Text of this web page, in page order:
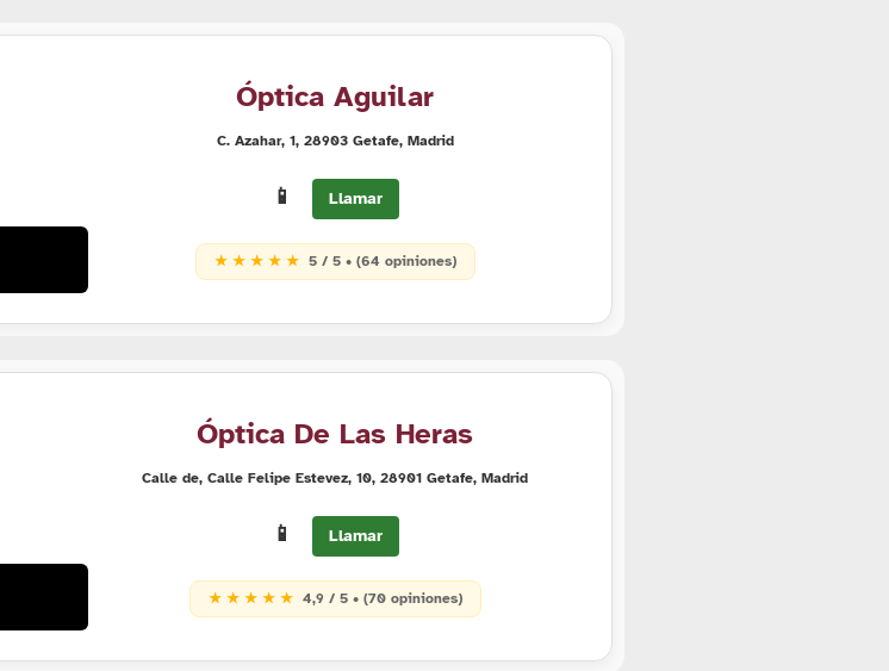
Óptica Aguilar
C. Azahar, 1, 28903 Getafe, Madrid
📱 Llamar
★ ★ ★ ★ ★ 5 / 5 • (64 opiniones)
Óptica De Las Heras
Calle de, Calle Felipe Estevez, 10, 28901 Getafe, Madrid
📱 Llamar
★ ★ ★ ★ ★ 4,9 / 5 • (70 opiniones)